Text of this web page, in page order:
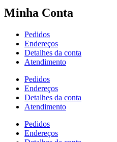
Minha Conta
Pedidos
Endereços
Detalhes da conta
Atendimento
Pedidos
Endereços
Detalhes da conta
Atendimento
Pedidos
Endereços